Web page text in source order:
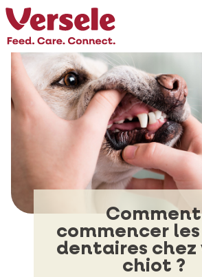
Comment
commencer les
dentaires chez
chiot ?